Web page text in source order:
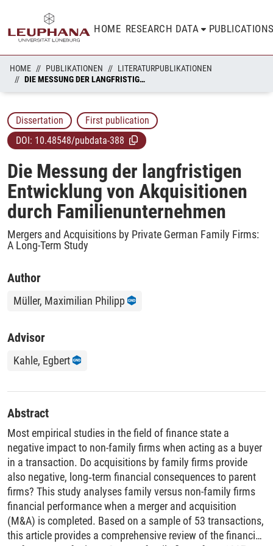
HOME RESEARCH DATA
HOME PUBLIKATIONEN
LITERATURPUBLIKATIONEN
DIE MESSUNG DER LANGFRISTIGEN ENTWICKLUNG VON AKQUISITIONEN DURCH FAMILIENUNTERNEHMEN
Dissertation
First publication
DOI: 10.48548/pubdata-388
Die Messung der langfristigen
Entwicklung von Akquisitionen
durch Familienunternehmen
Mergers and Acquisitions by Private German Family Firms:
A Long-Term Study
Author
Müller, Maximilian Philipp
Advisor
Kahle, Egbert
Abstract
Most empirical studies in the field of finance state a
negative impact to non-family firms when acting as a buyer
in a transaction. Do acquisitions by family firms provide
also negative, long‐term financial consequences to parent
firms? This study analyses family versus non-family firms
financial performance when a merger and acquisition
(M&A) is completed. Based on a sample of 53 transactions,
this article provides a comprehensive review of the financial